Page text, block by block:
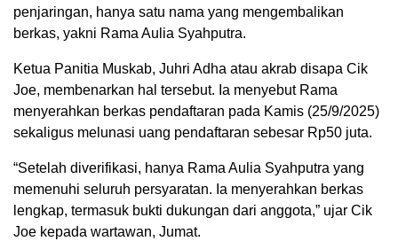
penjaringan, hanya satu nama yang mengembalikan
berkas, yakni Rama Aulia Syahputra.
Ketua Panitia Muskab, Juhri Adha atau akrab disapa Cik
Joe, membenarkan hal tersebut. Ia menyebut Rama
menyerahkan berkas pendaftaran pada Kamis (25/9/2025)
sekaligus melunasi uang pendaftaran sebesar Rp50 juta.
“Setelah diverifikasi, hanya Rama Aulia Syahputra yang
memenuhi seluruh persyaratan. Ia menyerahkan berkas
lengkap, termasuk bukti dukungan dari anggota,” ujar Cik
Joe kepada wartawan, Jumat.